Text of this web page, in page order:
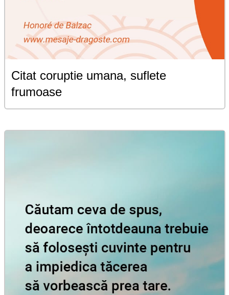
Citat coruptie umana, suflete
frumoase